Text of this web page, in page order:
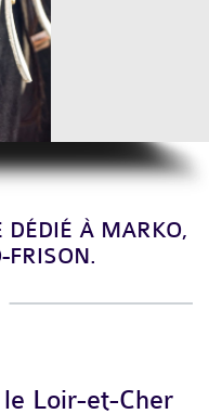
DÉDIÉ À MARKO,
FRISON.
Loir-et-Cher